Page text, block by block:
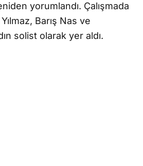
yorumlandı. Çalışmada
Barış Nas ve
solist olarak yer aldı.